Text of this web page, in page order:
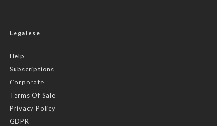
Legalese
Help
Subscriptions
Corporate
Terms Of Sale
Privacy Policy
GDPR